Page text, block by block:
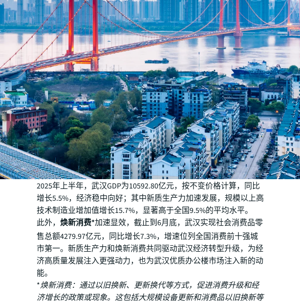
2025年上半年，武汉GDP为10592.80亿元，按不变价格计算，同比
增长5.5%，经济稳中向好；其中新质生产力加速发展，规模以上高
技术制造业增加值增长15.7%，显著高于全国9.5%的平均水平。
此外，焕新消费*加速显效，截止到6月底，武汉实现社会消费品零
售总额4279.97亿元，同比增长7.3%，增速位列全国消费前十强城
市第一。新质生产力和焕新消费共同驱动武汉经济转型升级，为经
济高质量发展注入更强动力，也为武汉优质办公楼市场注入新的动
能。
*焕新消费：通过以旧换新、更新换代等方式，促进消费升级和经
济增长的政策或现象。这包括大规模设备更新和消费品以旧换新等